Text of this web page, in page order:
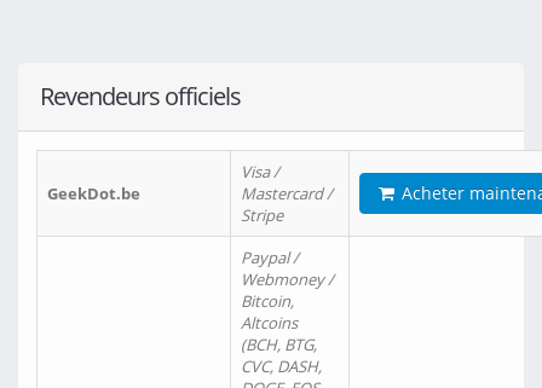
Revendeurs officiels
GeekDot.be
Visa /
Mastercard /
Stripe
Acheter
Paypal /
Webmoney /
Bitcoin,
Altcoins
(BCH, BTG,
CVC, DASH,